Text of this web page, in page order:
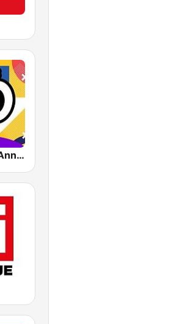
Impact FM - Années 80